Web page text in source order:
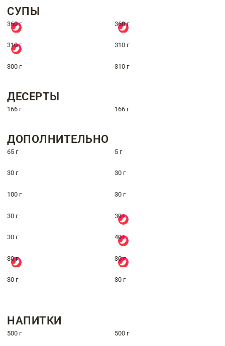
СУПЫ
360 г 360 г
310 г 310 г
300 г 310 г
ДЕСЕРТЫ
166 г 166 г
ДОПОЛНИТЕЛЬНО
65 г 5 г
30 г 30 г
100 г 30 г
30 г 30 г
30 г 40 г
30 г 30 г
30 г 30 г
НАПИТКИ
500 г 500 г